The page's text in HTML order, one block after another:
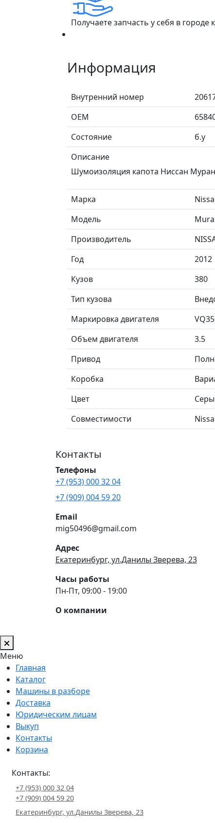
Получаете запчасть у себя в
Информация
Внутренний номер
ОЕМ
Состояние
б.у
Описание
Шумоизоляция капота Ниссан
Марка
Модель
Производитель
Год
2012
Кузов
380
Тип кузова
Маркировка двигателя
Объем двигателя
3.5
Привод
Коробка
Цвет
Совместимости
Контакты
Телефоны
+7 (953) 000 32 04
+7 (909) 004 59 20
Email
mig50496@gmail.com
Адрес
Екатеринбург, ул.Данилы Зверева, 23
Часы работы
Пн-Пт, 09:00 - 19:00
О компании
Меню
Главная
Каталог
Машины в разборе
Доставка
Юридическим лицам
Выкуп
Контакты
Корзина
Контакты:
+7 (953) 000 32 04
+7 (909) 004 59 20
Екатеринбург, ул.Данилы Зверева, 23